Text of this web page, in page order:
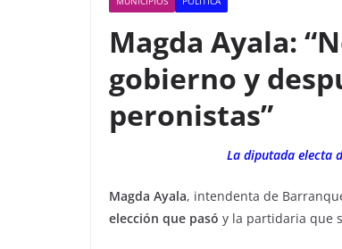
Magda Ayala:
gobierno y
peronistas”
La diputada electa
Magda Ayala, intendenta de
elección que pasó y la partidaria que